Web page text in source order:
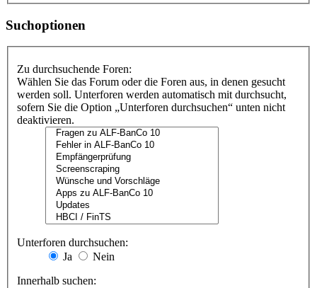
Suchoptionen
Zu durchsuchende Foren:
Wählen Sie das Forum oder die Foren aus, in denen gesucht
werden soll. Unterforen werden automatisch mit durchsucht,
sofern Sie die Option „Unterforen durchsuchen“ unten nicht
deaktivieren.
Unterforen durchsuchen:
Ja
Nein
Innerhalb suchen: